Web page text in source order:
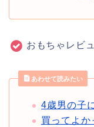
おもちゃレビ
あわせて読みたい
4歳男の子
買ってよか